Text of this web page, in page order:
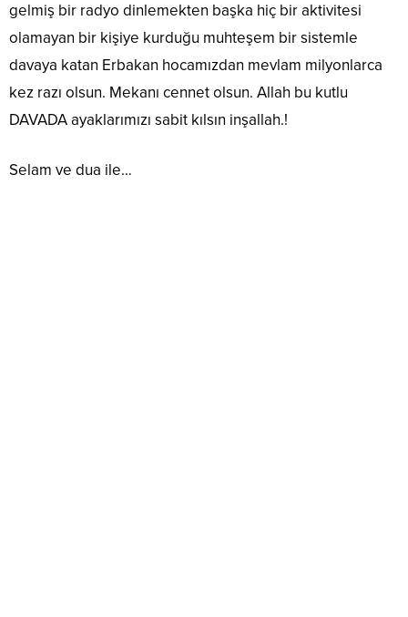
gelmiş bir radyo dinlemekten başka hiç bir aktivitesi
olamayan bir kişiye kurduğu muhteşem bir sistemle
davaya katan Erbakan hocamızdan mevlam milyonlarca
kez razı olsun. Mekanı cennet olsun. Allah bu kutlu
DAVADA ayaklarımızı sabit kılsın inşallah.!
Selam ve dua ile…